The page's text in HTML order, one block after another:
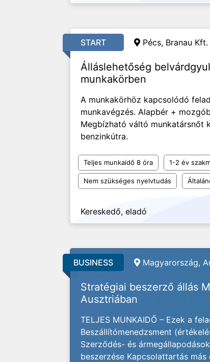
START Pécs, Branau Kft.
Álláslehetőség
munkakörben
A munkakörhöz kapcsolódó
munkavégzés. Alapbér +
Megbízható váltó munkatársnőt
benzinkútra.
Teljes munkaidő 8 óra 1-2 év
Nem szükséges nyelvtudás
Kereskedő, eladó
BUSINESS Magyarország,
Stratégiai beszerző állás
Ausztriában
TELJES MUNKAIDŐ – Ezek a
Beszállítómenedzsment
Szerződés- és
beszerzése Kapcsolattartás